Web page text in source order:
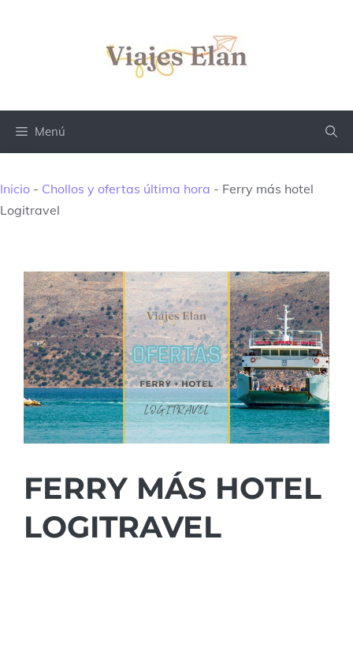
Menú
Inicio - Chollos y ofertas última hora - Ferry más hotel
Logitravel
FERRY MÁS HOTEL
LOGITRAVEL